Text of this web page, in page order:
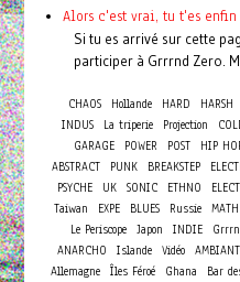
Alors c'est vrai, tu t'es
Si tu es arrivé sur cette
participer à Grrrnd Zero.
CHAOS Hollande HARD HARSH
INDUS
La triperie Projection
GARAGE
POWER POST HIP
ABSTRACT
PUNK BREAKSTEP
PSYCHE
UK SONIC ETHNO
Taiwan
EXPE BLUES Russie MATH
Le Periscope
Japon INDIE
ANARCHO
Islande Vidéo AMBIANT
Allemagne
Îles Féroé Ghana Bar